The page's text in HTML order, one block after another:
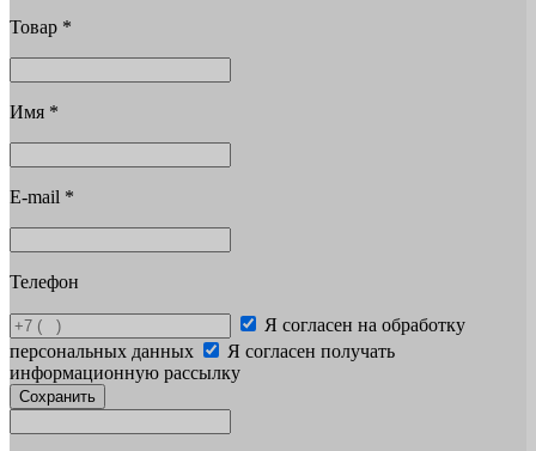
Товар *
Имя *
E-mail *
Телефон
Я согласен на обработку
персональных данных
Я согласен получать
информационную рассылку
Сохранить